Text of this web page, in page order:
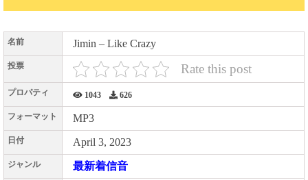
名前 Jimin – Like Crazy
投票 Rate this post
プロパティ 1043 626
フォーマット MP3
日付 April 3, 2023
ジャンル 最新着信音